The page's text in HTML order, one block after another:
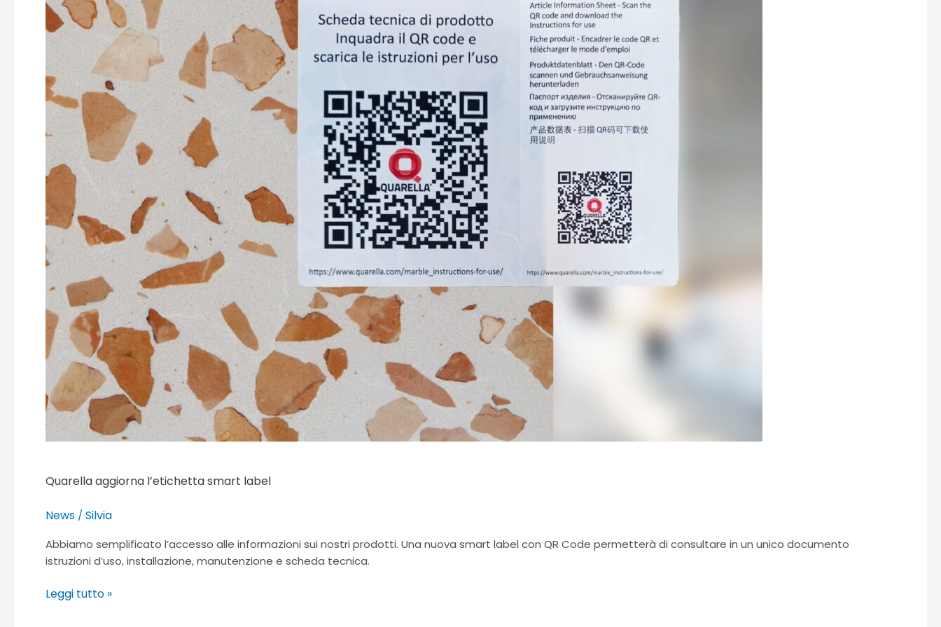
Quarella aggiorna l’etichetta smart label
News / Silvia
Abbiamo semplificato l’accesso alle informazioni sui nostri prodotti. Una nuova smart label con QR Code permetterà di consultare in un unico documento
istruzioni d’uso, installazione, manutenzione e scheda tecnica.
smart
label
Leggi tutto »